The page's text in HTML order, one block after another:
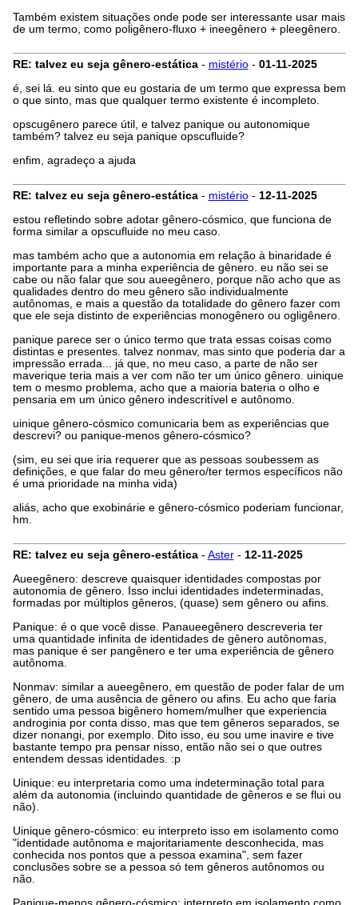
Também existem situações onde pode ser interessante usar mais
de um termo, como poligênero-fluxo + ineegênero + pleegênero.
RE: talvez eu seja gênero-estática- mistério- 01-11-2025
é, sei lá. eu sinto que eu gostaria de um termo que expressa bem
o que sinto, mas que qualquer termo existente é incompleto.
opscugênero parece útil, e talvez panique ou autonomique
também? talvez eu seja panique opscufluide?
enfim, agradeço a ajuda
RE: talvez eu seja gênero-estática- mistério- 12-11-2025
estou refletindo sobre adotar gênero-cósmico, que funciona de
forma similar a opscufluide no meu caso.
mas também acho que a autonomia em relação à binaridade é
importante para a minha experiência de gênero. eu não sei se
cabe ou não falar que sou aueegênero, porque não acho que as
qualidades dentro do meu gênero são individualmente
autônomas, e mais a questão da totalidade do gênero fazer com
que ele seja distinto de experiências monogênero ou ogligênero.
panique parece ser o único termo que trata essas coisas como
distintas e presentes. talvez nonmav, mas sinto que poderia dar a
impressão errada... já que, no meu caso, a parte de não ser
maverique teria mais a ver com não ter um único gênero. uinique
tem o mesmo problema, acho que a maioria bateria o olho e
pensaria em um único gênero indescritível e autônomo.
uinique gênero-cósmico comunicaria bem as experiências que
descrevi? ou panique-menos gênero-cósmico?
(sim, eu sei que iria requerer que as pessoas soubessem as
definições, e que falar do meu gênero/ter termos específicos não
é uma prioridade na minha vida)
aliás, acho que exobinárie e gênero-cósmico poderiam funcionar,
hm.
RE: talvez eu seja gênero-estática- Aster- 12-11-2025
Aueegênero: descreve quaisquer identidades compostas por
autonomia de gênero. Isso inclui identidades indeterminadas,
formadas por múltiplos gêneros, (quase) sem gênero ou afins.
Panique: é o que você disse. Panaueegênero descreveria ter
uma quantidade infinita de identidades de gênero autônomas,
mas panique é ser pangênero e ter uma experiência de gênero
autônoma.
Nonmav: similar a aueegênero, em questão de poder falar de um
gênero, de uma ausência de gênero ou afins. Eu acho que faria
sentido uma pessoa bigênero homem/mulher que experiencia
androginia por conta disso, mas que tem gêneros separados, se
dizer nonangi, por exemplo. Dito isso, eu sou ume inavire e tive
bastante tempo pra pensar nisso, então não sei o que outres
entendem dessas identidades. :p
Uinique: eu interpretaria como uma indeterminação total para
além da autonomia (incluindo quantidade de gêneros e se flui ou
não).
Uinique gênero-cósmico: eu interpreto isso em isolamento como
"identidade autônoma e majoritariamente desconhecida, mas
conhecida nos pontos que a pessoa examina", sem fazer
conclusões sobre se a pessoa só tem gêneros autônomos ou
não.